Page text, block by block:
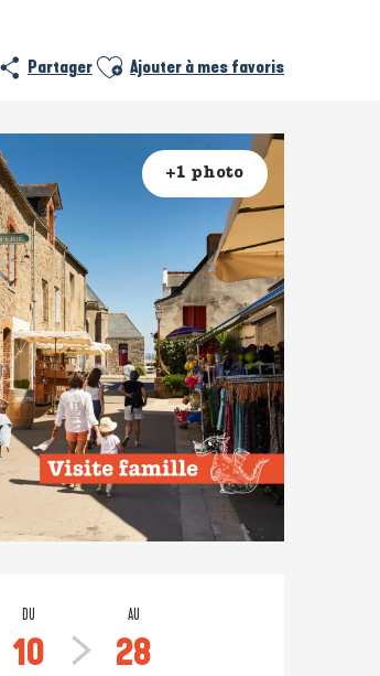
Partager Ajouter aux favoris
Ajouter à mes favoris
+1 photo
et
DU
10
AU
28